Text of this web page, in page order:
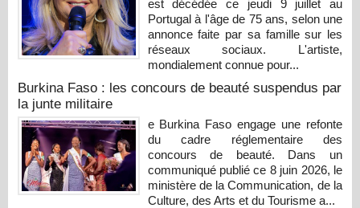
est décédée ce jeudi 9 juillet au
Portugal à l'âge de 75 ans, selon une
annonce faite par sa famille sur les
réseaux sociaux. L'artiste,
mondialement connue pour...
Burkina Faso : les concours de beauté suspendus par
la junte militaire
e Burkina Faso engage une refonte
du cadre réglementaire des
concours de beauté. Dans un
communiqué publié ce 8 juin 2026, le
ministère de la Communication, de la
Culture, des Arts et du Tourisme a...